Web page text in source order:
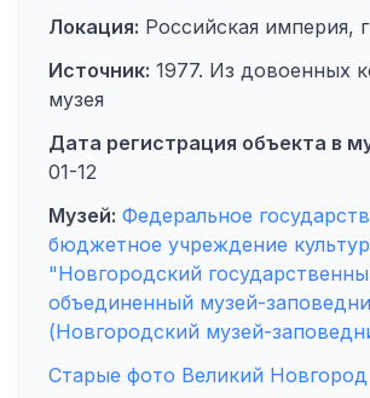
Локация: Российская империя,
Источник: 1977. Из довоенных
музея
Дата регистрация объекта в
01-12
Музей: Федеральное
бюджетное учреждение
"Новгородский
объединенный музей-
(Новгородский музей-
Старые фото Великий Новгород